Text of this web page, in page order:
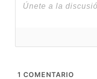
1 COMENTARIO